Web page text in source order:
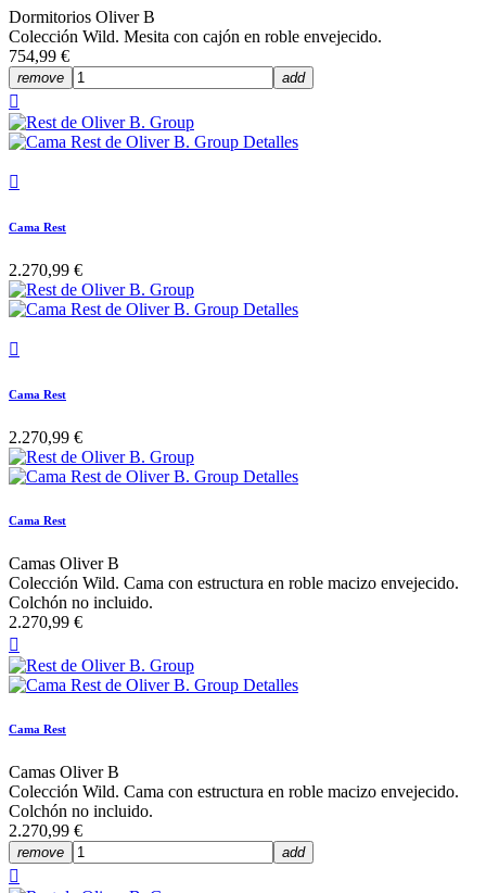
Dormitorios Oliver B
Colección Wild. Mesita con cajón en roble envejecido.
754,99 €
remove add


Cama Rest
2.270,99 €

Cama Rest
2.270,99 €
Cama Rest
Camas Oliver B
Colección Wild. Cama con estructura en roble macizo envejecido.
Colchón no incluido.
2.270,99 €

Cama Rest
Camas Oliver B
Colección Wild. Cama con estructura en roble macizo envejecido.
Colchón no incluido.
2.270,99 €
remove add
